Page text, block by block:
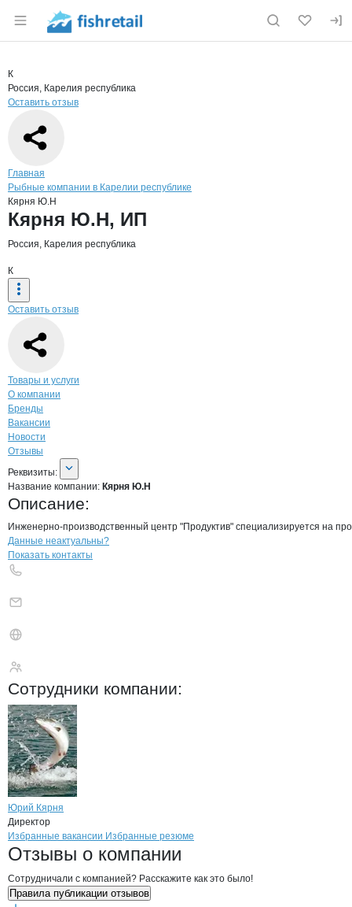
Раздел навигации по сайту fishretail.ru
Страница компании
Страница компании
Краткая информация о компании
К
Россия, Карелия республика
Оставить отзыв
Навигация по сайту
Главная
Рыбные компании в Карелии республике
Кярня Ю.Н
Основная информация о компании
Кярня Ю.Н, ИП
Россия, Карелия республика
К
Оставить отзыв
Навигация по странице
Товары и услуги
О компании
Бренды
Вакансии
Новости
Отзывы
О компании
Реквизиты
Реквизиты:
Название компании: Кярня Ю.Н
Описание:
Инженерно-производственный центр "Продуктив" специализируется на
Контактыкомпании
+7(800)000-00-..
Данные неактуальны?
Показать контакты
Сотрудники компании:
Юрий Кярня
Директор
Брендыкомпани Кярня Ю.Н
Вакансии вКярня Ю.Н
Избранные вакансии Избранные резюме
Новости oКярня Ю.Н, ИП
Отзывы о компании
Сотрудничали с компанией? Расскажите как это было!
Правила публикации отзывов